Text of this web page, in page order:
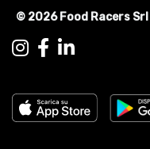
© 2026 Food Racers Srl